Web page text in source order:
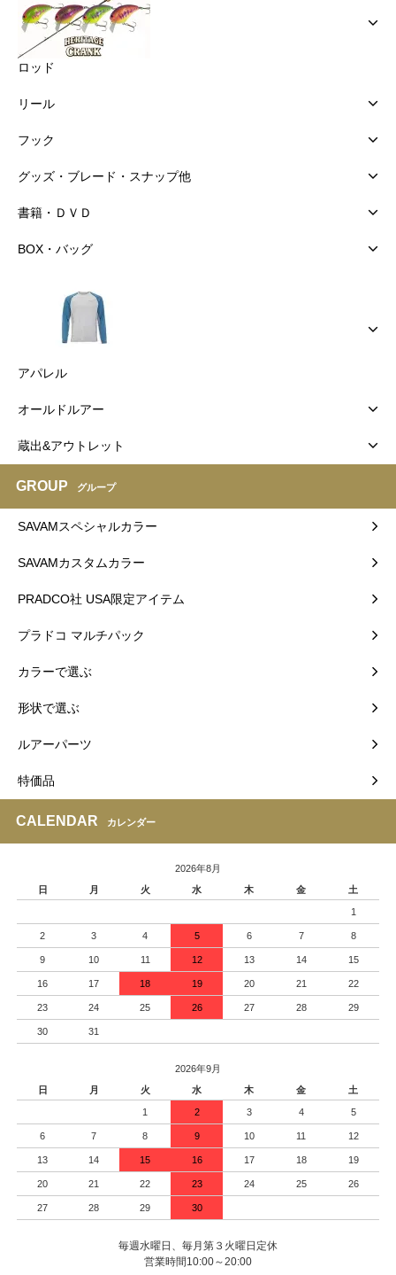
ロッド
リール
フック
グッズ・ブレード・スナップ他
書籍・ＤＶＤ
BOX・バッグ
アパレル
オールドルアー
蔵出&アウトレット
GROUP グループ
SAVAMスペシャルカラー
SAVAMカスタムカラー
PRADCO社 USA限定アイテム
プラドコ マルチパック
カラーで選ぶ
形状で選ぶ
ルアーパーツ
特価品
CALENDAR カレンダー
2026年8月
日
月 火 水 木 金 土
1
2 3 4 5 6 7 8
9 10 11 12 13 14 15
16 17 18 19 20 21 22
23 24 25 26 27 28 29
30 31
2026年9月
日
月 火 水 木 金 土
1 2 3 4 5
6 7 8 9 10 11 12
13 14 15 16 17 18 19
20 21 22 23 24 25 26
27 28 29 30
毎週水曜日、毎月第３火曜日定休
営業時間10:00～20:00